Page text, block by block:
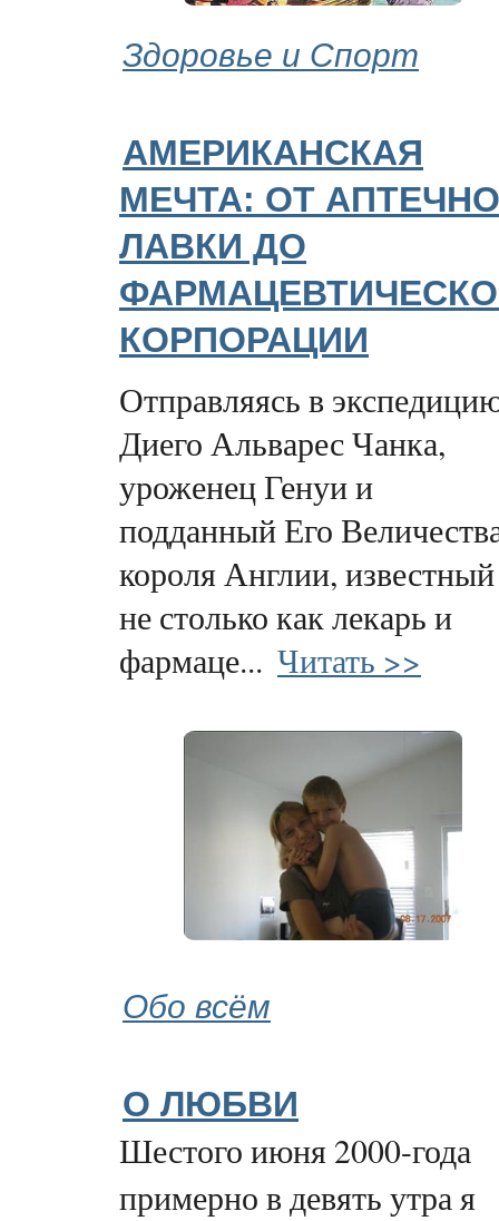
Здоровье и Спорт
АМЕРИКАНСКАЯ
МЕЧТА: ОТ
ЛАВКИ ДО
КОРПОРАЦИИ
Отправляясь в
Диего Альварес Чанка,
уроженец Генуи и
подданный Его
короля Англии, известный
не столько как лекарь и
фармаце... Читать >>
Обо всём
О ЛЮБВИ
Шестого июня 2000-года
примерно в девять утра я